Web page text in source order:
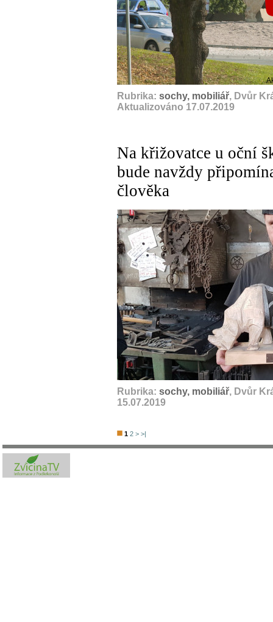
Rubrika: sochy, mobiliář, Dvůr
Aktualizováno 17.07.2019
Na křižovatce u oční
bude navždy
člověka
Rubrika: sochy, mobiliář, Dvůr
15.07.2019
1 2 > >|